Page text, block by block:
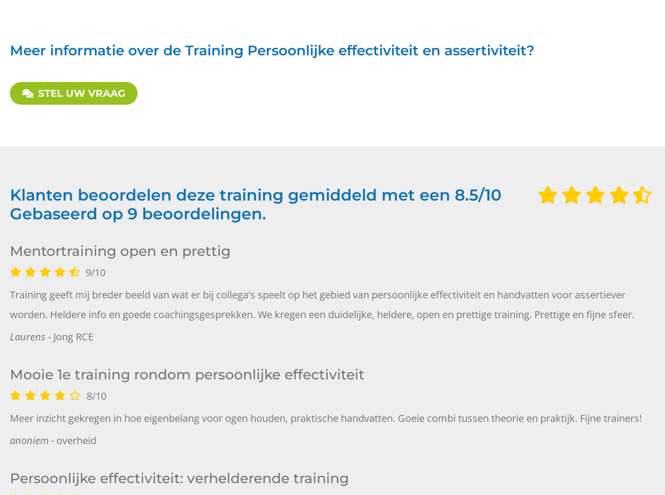
Meer informatie over de Training Persoonlijke effectiviteit en assertiviteit?
STEL UW VRAAG
Klanten beoordelen deze training gemiddeld met een 8.5/10
Gebaseerd op 9 beoordelingen.
Mentortraining open en prettig
9/10
Training geeft mij breder beeld van wat er bij collega's speelt op het gebied van persoonlijke effectiviteit en handvatten voor assertiever
worden. Heldere info en goede coachingsgesprekken. We kregen een duidelijke, heldere, open en prettige training. Prettige en fijne sfeer.
Laurens - Jong RCE
Mooie 1e training rondom persoonlijke effectiviteit
8/10
Meer inzicht gekregen in hoe eigenbelang voor ogen houden, praktische handvatten. Goeie combi tussen theorie en praktijk. Fijne trainers!
anoniem- overheid
Persoonlijke effectiviteit: verhelderende training